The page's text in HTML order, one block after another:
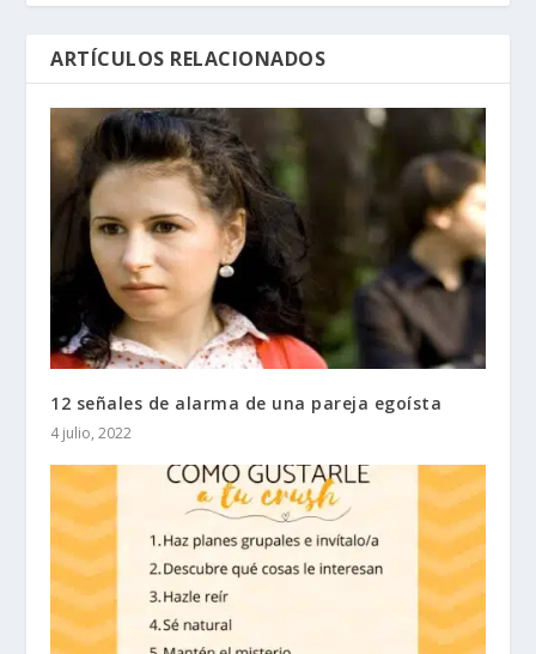
ARTÍCULOS RELACIONADOS
12 señales de alarma de una pareja egoísta
4 julio, 2022